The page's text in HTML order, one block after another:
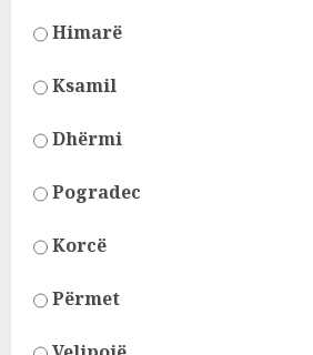
Himarë
Ksamil
Dhërmi
Pogradec
Korcë
Përmet